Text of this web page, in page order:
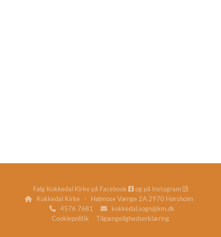
Følg Kokkedal Kirke på Facebook  og på Instagram 

Kokkedal Kirke · Højmose Vænge 2A 2970 Hørsholm
 4576 7681 
kokkedal.sogn@km.dk
Cookiepolitik
Tilgængelighedserklæring